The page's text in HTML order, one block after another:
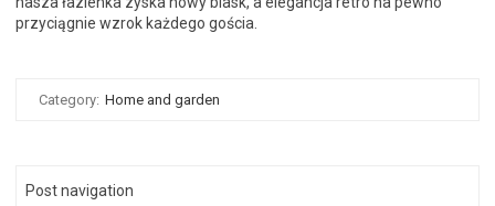
przyciągnie wzrok każdego gościa.
Category: Home and garden
Post navigation